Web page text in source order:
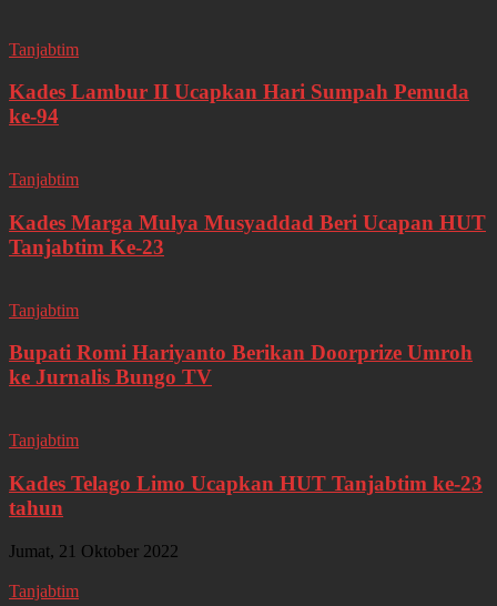
Tanjabtim
Kades Lambur II Ucapkan Hari Sumpah Pemuda
ke-94
Tanjabtim
Kades Marga Mulya Musyaddad Beri Ucapan HUT
Tanjabtim Ke-23
Tanjabtim
Bupati Romi Hariyanto Berikan Doorprize Umroh
ke Jurnalis Bungo TV
Tanjabtim
Kades Telago Limo Ucapkan HUT Tanjabtim ke-23
tahun
Jumat, 21 Oktober 2022
Tanjabtim